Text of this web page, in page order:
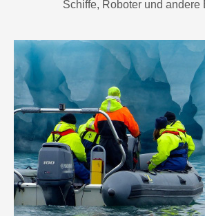
Schiffe, Roboter und andere